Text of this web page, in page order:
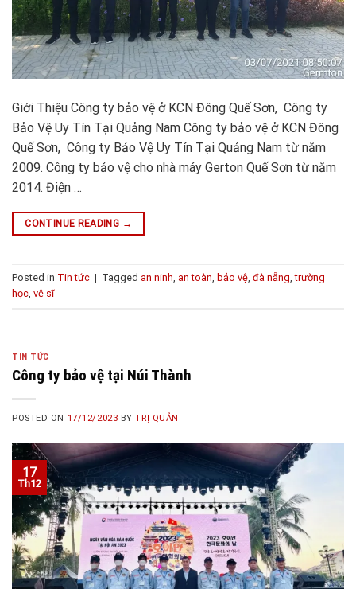
Giới Thiệu Công ty bảo vệ ở KCN Đông Quế Sơn, Công ty
Bảo Vệ Uy Tín Tại Quảng Nam Công ty bảo vệ ở KCN Đông
Quế Sơn, Công ty Bảo Vệ Uy Tín Tại Quảng Nam từ năm
2009. Công ty bảo vệ cho nhà máy Gerton Quế Sơn từ năm
2014. Điện …
CONTINUE READING →
Posted in Tin tức | Tagged an ninh, an toàn, bảo vệ, đà nẵng,trường
học, vệ sĩ
TIN TỨC
Công ty bảo vệ tại Núi Thành
POSTED ON 17/12/2023 BYTRỊ QUẢN
17
Th12